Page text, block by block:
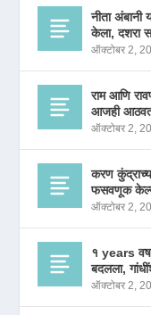
नीता अंबानी
केला, दशरा
ऑक्टोबर 2,
राम आणि
आजही
ऑक्टोबर 2,
करण
फसवणूक
ऑक्टोबर 2,
१ years
बदलला,
ऑक्टोबर 2,